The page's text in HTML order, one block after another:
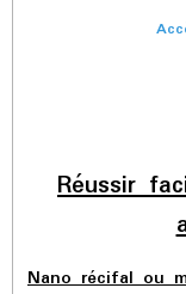
Réussir
Nano récifal ou